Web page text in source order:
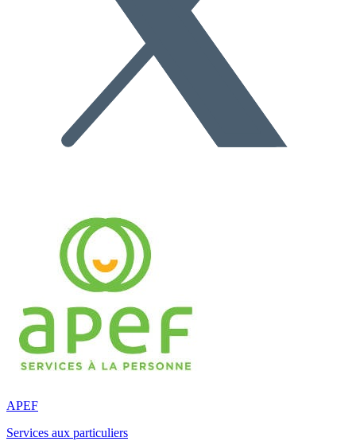
APEF
Services aux particuliers